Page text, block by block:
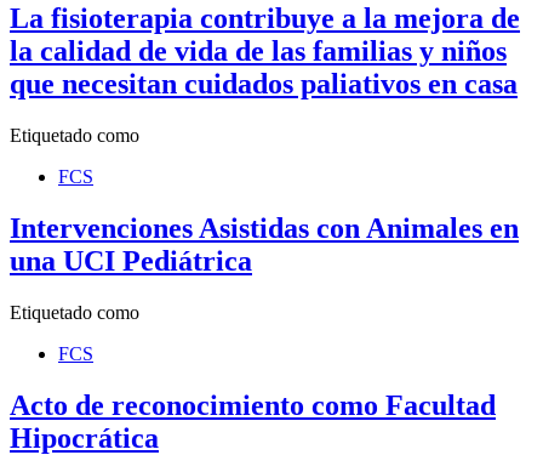
La fisioterapia contribuye a la mejora de
la calidad de vida de las familias y niños
que necesitan cuidados paliativos en casa
Etiquetado como
FCS
Intervenciones Asistidas con Animales en
una UCI Pediátrica
Etiquetado como
FCS
Acto de reconocimiento como Facultad
Hipocrática